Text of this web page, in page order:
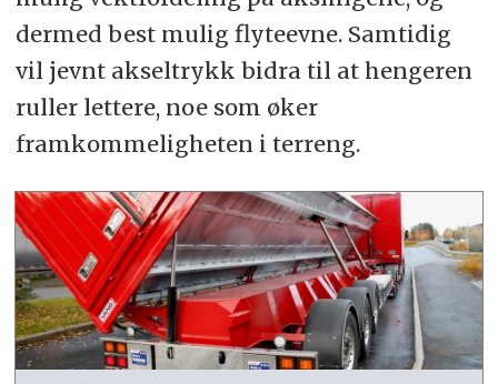
dermed best mulig flyteevne. Samtidig
vil jevnt akseltrykk bidra til at hengeren
ruller lettere, noe som øker
framkommeligheten i terreng.